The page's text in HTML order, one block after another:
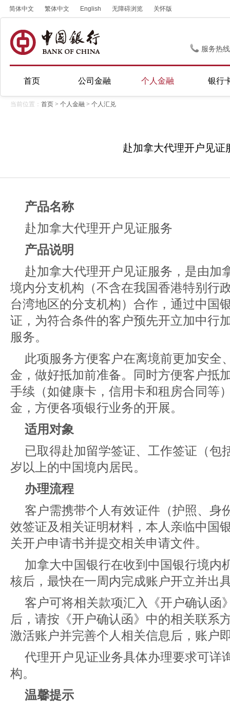
简体中文 繁体中文 English 无障碍浏览 关怀版
服务热
首页 公司金融 个人金融 银行
当前位置： 首页 > 个人金融 > 个人汇兑
赴加拿大代理开户见证
产品名称
赴加拿大代理开户见证服务
产品说明
赴加拿大代理开户见证服务，是由加
境内分支机构（不含在我国香港特别行
台湾地区的分支机构）合作，通过中国
证，为符合条件的客户预先开立加中行
服务。
此项服务方便客户在离境前更加安全
金，做好抵加前准备。同时方便客户抵
手续（如健康卡，信用卡和租房合同等
金，方便各项银行业务的开展。
适用对象
已取得赴加留学签证、工作签证（包
岁以上的中国境内居民。
办理流程
客户需携带个人有效证件（护照、身
效签证及相关证明材料，本人亲临中国
关开户申请书并提交相关申请文件。
加拿大中国银行在收到中国银行境内
核后，最快在一周内完成账户开立并出
客户可将相关款项汇入《开户确认函
后，请按《开户确认函》中的相关联系
激活账户并完善个人相关信息后，账户
代理开户见证业务具体办理要求可详
构。
温馨提示